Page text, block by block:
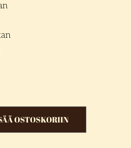
OSTOSKORIIN